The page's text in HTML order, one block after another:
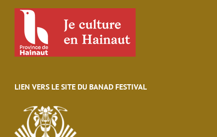
LIEN VERS LE SITE DU BANAD FESTIVAL